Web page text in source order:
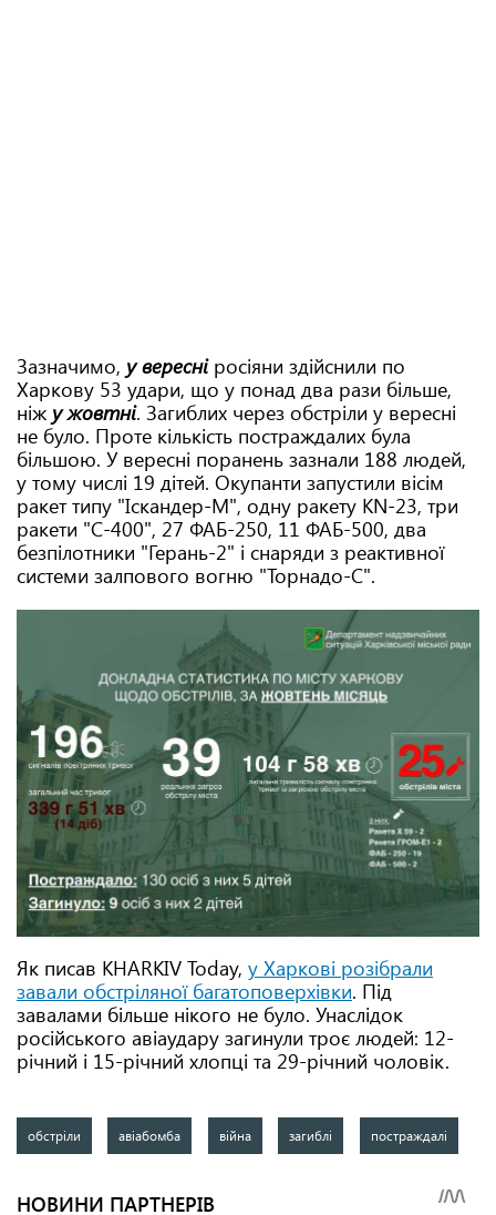
Зазначимо, у вересні росіяни здійснили по
Харкову 53 удари, що у понад два рази більше,
ніж у жовтні. Загиблих через обстріли у вересні
не було. Проте кількість постраждалих була
більшою. У вересні поранень зазнали 188 людей,
у тому числі 19 дітей. Окупанти запустили вісім
ракет типу "Іскандер-М", одну ракету KN-23, три
ракети "С-400", 27 ФАБ-250, 11 ФАБ-500, два
безпілотники "Герань-2" і снаряди з реактивної
системи залпового вогню "Торнадо-С".
Як писав KHARKIV Today, у Харкові розібрали
завали обстріляної багатоповерхівки. Під
завалами більше нікого не було. Унаслідок
російського авіаудару загинули троє людей: 12-
річний і 15-річний хлопці та 29-річний чоловік.
обстріли авіабомба війна загиблі постраждалі